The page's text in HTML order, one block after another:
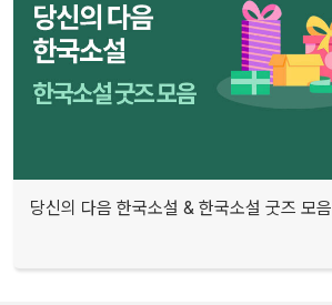
당신의 다음 한국소설 & 한국소설 굿즈 모음